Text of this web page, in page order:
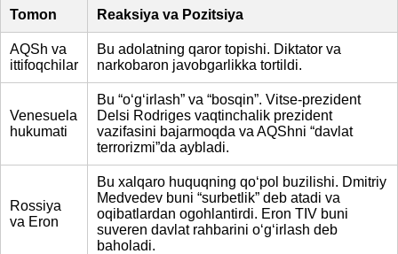
Tomon Reaksiya va Pozitsiya
AQSh va
ittifoqchilar
Bu adolatning qaror topishi. Diktator va
narkobaron javobgarlikka tortildi.
Venesuela
hukumati
Bu “o‘g‘irlash” va “bosqin”. Vitse-prezident
Delsi Rodriges vaqtinchalik prezident
vazifasini bajarmoqda va AQShni “davlat
terrorizmi”da aybladi.
Rossiya
va Eron
Bu xalqaro huquqning qo‘pol buzilishi. Dmitriy
Medvedev buni “surbetlik” deb atadi va
oqibatlardan ogohlantirdi. Eron TIV buni
suveren davlat rahbarini o‘g‘irlash deb
baholadi.